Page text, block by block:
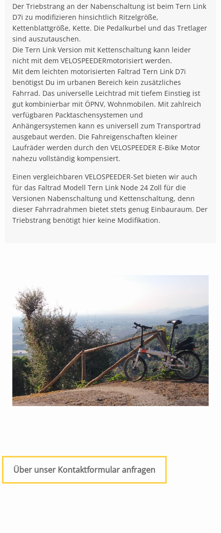
Der Triebstrang an der Nabenschaltung ist beim Tern Link
D7i zu modifizieren hinsichtlich Ritzelgröße,
Kettenblattgröße, Kette. Die Pedalkurbel und das Tretlager
sind auszutauschen.
Die Tern Link Version mit Kettenschaltung kann leider
nicht mit dem VELOSPEEDERmotorisiert werden.
Mit dem leichten motorisierten Faltrad Tern Link D7i
benötigst Du im urbanen Bereich kein zusätzliches
Fahrrad. Das universelle Leichtrad mit tiefem Einstieg ist
gut kombinierbar mit ÖPNV, Wohnmobilen. Mit zahlreich
verfügbaren Packtaschensystemen und
Anhängersystemen kann es universell zum Transportrad
ausgebaut werden. Die Fahreigenschaften kleiner
Laufräder werden durch den VELOSPEEDER E-Bike Motor
nahezu vollständig kompensiert.
Einen vergleichbaren VELOSPEEDER-Set bieten wir auch
für das Faltrad Modell Tern Link Node 24 Zoll für die
Versionen Nabenschaltung und Kettenschaltung, denn
dieser Fahrradrahmen bietet stets genug Einbauraum. Der
Triebstrang benötigt hier keine Modifikation.
Über unser Kontaktformular anfragen